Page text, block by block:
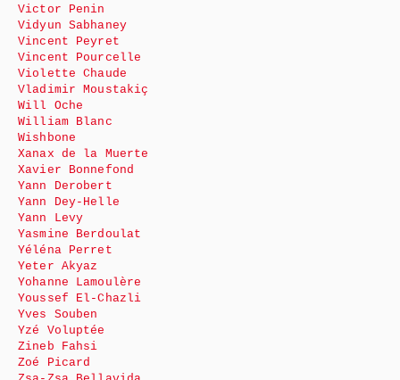
Victor Penin
Vidyun Sabhaney
Vincent Peyret
Vincent Pourcelle
Violette Chaude
Vladimir Moustakiç
Will Oche
William Blanc
Wishbone
Xanax de la Muerte
Xavier Bonnefond
Yann Derobert
Yann Dey-Helle
Yann Levy
Yasmine Berdoulat
Yéléna Perret
Yeter Akyaz
Yohanne Lamoulère
Youssef El-Chazli
Yves Souben
Yzé Voluptée
Zineb Fahsi
Zoé Picard